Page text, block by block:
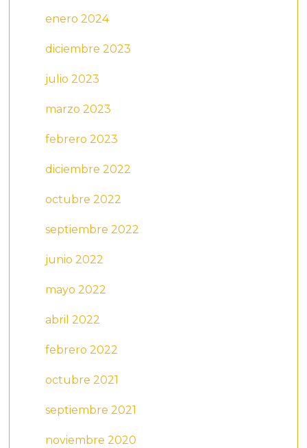
enero 2024
diciembre 2023
julio 2023
marzo 2023
febrero 2023
diciembre 2022
octubre 2022
septiembre 2022
junio 2022
mayo 2022
abril 2022
febrero 2022
octubre 2021
septiembre 2021
noviembre 2020